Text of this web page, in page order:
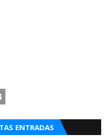
ENTRADAS